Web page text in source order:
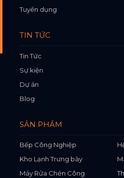
Tuyển dụng
TIN TỨC
Tin Tức
Sự kiện
Dự án
Blog
SẢN PHẨM
Bếp Công Nghiệp
Kho Lạnh Trưng bày
Máy Rửa Chén Công